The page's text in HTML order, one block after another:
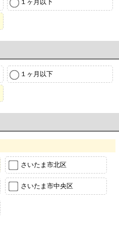
１ヶ月以下
１ヶ月以下
さいたま市北区
さいたま市中央区